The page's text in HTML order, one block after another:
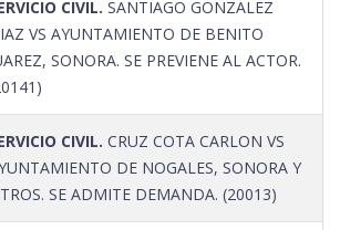
CIVIL. SANTIAGO GONZALEZ
VS AYUNTAMIENTO DE BENITO
SONORA. SE PREVIENE AL ACTOR.
CIVIL. CRUZ COTA CARLON VS
DE NOGALES, SONORA Y
SE ADMITE DEMANDA. (20013)